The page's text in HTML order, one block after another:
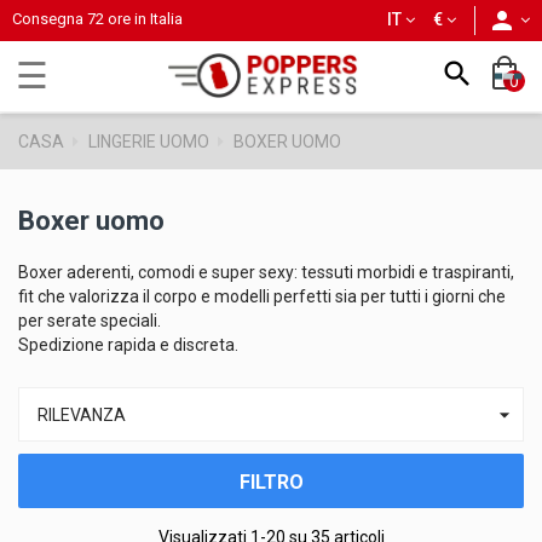
Consegna 72 ore in Italia €
IT
navigazione
Toggle
☰  0
CASA LINGERIE UOMO BOXER UOMO
Boxer uomo
Boxer aderenti, comodi e super sexy: tessuti morbidi e traspiranti,
fit che valorizza il corpo e modelli perfetti sia per tutti i giorni che
per serate speciali.
Spedizione rapida e discreta.
RILEVANZA 
FILTRO
Visualizzati 1-20 su 35 articoli